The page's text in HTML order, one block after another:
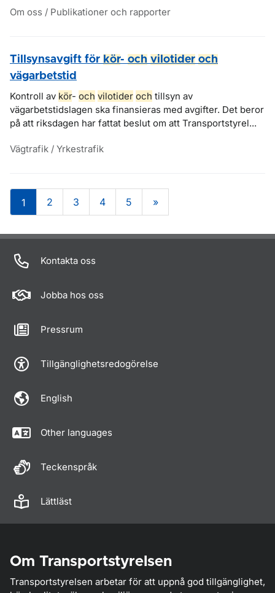
Om oss / Publikationer och rapporter
Tillsynsavgift för kör- och vilotider och
vägarbetstid
Kontroll av kör- och vilotider och tillsyn av
vägarbetstidslagen ska finansieras med avgifter. Det beror
på att riksdagen har fattat beslut om att Transportstyrel...
Vägtrafik / Yrkestrafik
1 2 3 4 5 »
Om sidan
Kontakta oss
Jobba hos oss
Pressrum
Tillgänglighetsredogörelse
English
Other languages
Teckenspråk
Lättläst
Om Transportstyrelsen
Transportstyrelsen arbetar för att uppnå god tillgänglighet,